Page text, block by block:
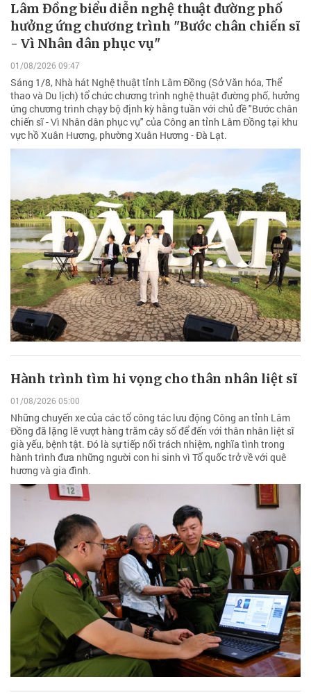
Lâm Đồng biểu diễn nghệ thuật đường phố
hưởng ứng chương trình "Bước chân chiến sĩ
- Vì Nhân dân phục vụ"
01/08/2026 09:47
Sáng 1/8, Nhà hát Nghệ thuật tỉnh Lâm Đồng (Sở Văn hóa, Thể
thao và Du lịch) tổ chức chương trình nghệ thuật đường phố, hưởng
ứng chương trình chạy bộ định kỳ hằng tuần với chủ đề "Bước chân
chiến sĩ - Vì Nhân dân phục vụ" của Công an tỉnh Lâm Đồng tại khu
vực hồ Xuân Hương, phường Xuân Hương - Đà Lạt.
Hành trình tìm hi vọng cho thân nhân liệt sĩ
01/08/2026 05:00
Những chuyến xe của các tổ công tác lưu động Công an tỉnh Lâm
Đồng đã lặng lẽ vượt hàng trăm cây số để đến với thân nhân liệt sĩ
già yếu, bệnh tật. Đó là sự tiếp nối trách nhiệm, nghĩa tình trong
hành trình đưa những người con hi sinh vì Tổ quốc trở về với quê
hương và gia đình.